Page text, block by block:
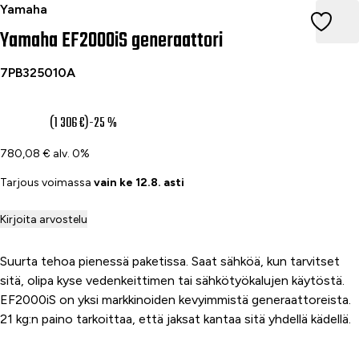
Yamaha
Yamaha EF2000iS generaattori
Yamaha EF2000iS generaattori
7PB325010A
(1 306 €)-25 %
780,08 € alv. 0%
Tarjous voimassa vain ke 12.8. asti
Kirjoita arvostelu
Suurta tehoa pienessä paketissa. Saat sähköä, kun tarvitset
sitä, olipa kyse vedenkeittimen tai sähkötyökalujen käytöstä.
EF2000iS on yksi markkinoiden kevyimmistä generaattoreista.
21 kg:n paino tarkoittaa, että jaksat kantaa sitä yhdellä kädellä.